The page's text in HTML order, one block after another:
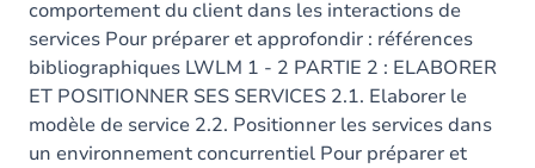
comportement du client dans les interactions de
services Pour préparer et approfondir : références
bibliographiques LWLM 1 - 2 PARTIE 2 : ELABORER
ET POSITIONNER SES SERVICES 2.1. Elaborer le
modèle de service 2.2. Positionner les services dans
un environnement concurrentiel Pour préparer et